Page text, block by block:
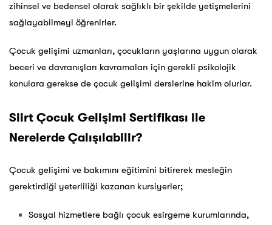
zihinsel ve bedensel olarak sağlıklı bir şekilde yetişmelerini
sağlayabilmeyi öğrenirler.
Çocuk gelişimi uzmanları, çocukların yaşlarına uygun olarak
beceri ve davranışları kavramaları için gerekli psikolojik
konulara gerekse de çocuk gelişimi derslerine hakim olurlar.
Siirt Çocuk Gelişimi Sertifikası ile
Nerelerde Çalışılabilir?
Çocuk gelişimi ve bakımını eğitimini bitirerek mesleğin
gerektirdiği yeterliliği kazanan kursiyerler;
Sosyal hizmetlere bağlı çocuk esirgeme kurumlarında,